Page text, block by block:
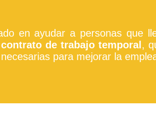
en ayudar a personas que
contrato de trabajo temporal,
para mejorar la